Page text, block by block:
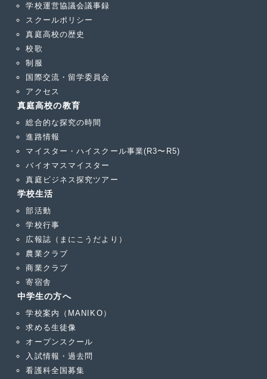
学校運営協議会議事録
スクールポリシー
真庭高校の歴史
校歌
制服
国際交流・留学委員会
アクセス
真庭高校の教育
総合的な探究の時間
進路情報
マイスター・ハイスクール事業(R3〜R5)
バイオマスマイスター
真庭ビジネス探究ツアー
学校生活
部活動
学校行事
広報誌（まにこうだより）
農業クラブ
商業クラブ
寄宿舎
中学生の方へ
学校案内（MANIKO）
求める生徒像
オープンスクール
入試情報・過去問
看護科全国募集